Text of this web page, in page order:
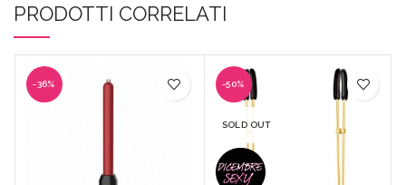
PRODOTTI CORRELATI
-36% -50%
SOLD OUT